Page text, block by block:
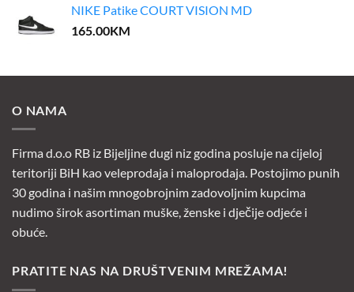
60.00KM.30.00KM.
NIKE Patike COURT VISION MD
165.00KM
O NAMA
Firma d.o.o RB iz Bijeljine dugi niz godina posluje na cijeloj
teritoriji BiH kao veleprodaja i maloprodaja. Postojimo punih
30 godina i našim mnogobrojnim zadovoljnim kupcima
nudimo širok asortiman muške, ženske i dječije odjeće i
obuće.
PRATITE NAS NA DRUŠTVENIM MREŽAMA!